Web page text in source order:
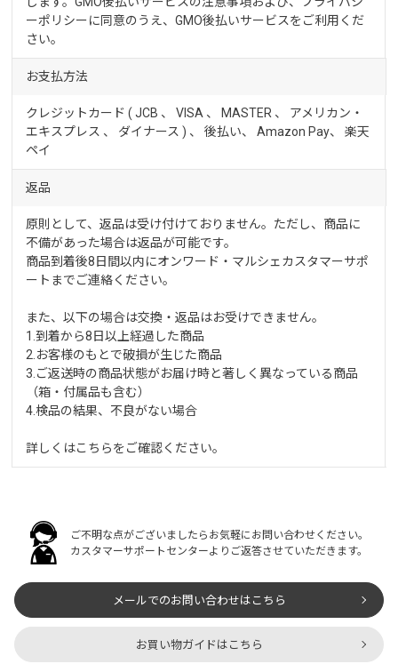
ーポリシーに同意のうえ、GMO後払いサービスをご利用くだ
さい。
お支払方法
クレジットカード ( JCB 、 VISA 、 MASTER 、 アメリカン・
エキスプレス 、 ダイナース ) 、 後払い、 Amazon Pay、楽天
ペイ
返品
原則として、返品は受け付けておりません。ただし、商品に
不備があった場合は返品が可能です。
商品到着後8日間以内にオンワード・マルシェカスタマーサポ
ートまでご連絡ください。
また、以下の場合は交換・返品はお受けできません。
1.到着から8日以上経過した商品
2.お客様のもとで破損が生じた商品
3.ご返送時の商品状態がお届け時と著しく異なっている商品
（箱・付属品も含む）
4.検品の結果、不良がない場合
詳しくはこちらをご確認ください。
ご不明な点がございましたらお気軽にお問い合わせください。
カスタマーサポートセンターよりご返答させていただきます。
メールでのお問い合わせはこちら
お買い物ガイドはこちら